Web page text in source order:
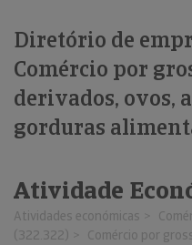
Diretório de
Comércio por
derivados, ovos,
gorduras
Atividade
Atividades económicas
(322.322)
Comércio por